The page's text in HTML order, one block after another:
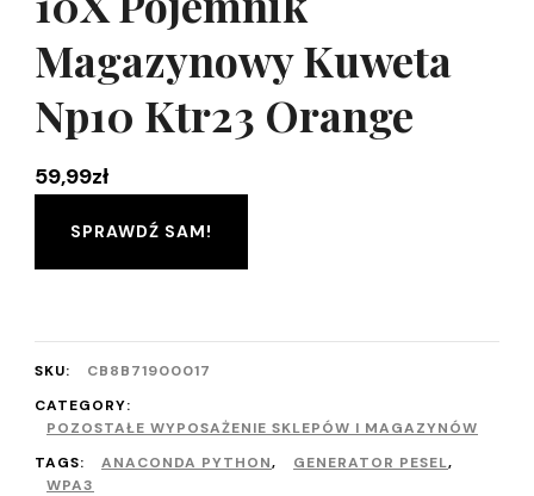
Magazynowy Kuweta
Np10 Ktr23 Orange
59,99zł
SPRAWDŹ SAM!
SKU:
CB8B71900017
CATEGORY:
POZOSTAŁE WYPOSAŻENIE SKLEPÓW I MAGAZYNÓW
TAGS:
ANACONDA PYTHON, GENERATOR PESEL,
WPA3